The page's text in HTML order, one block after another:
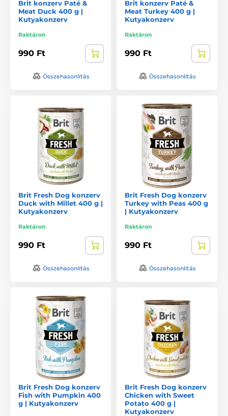
Brit konzerv Paté &
Meat Duck 400 g |
Kutyakonzerv
Raktáron
990 Ft
Összehasonlítás
Brit konzerv Paté &
Meat Turkey 400 g |
Kutyakonzerv
Raktáron
990 Ft
Összehasonlítás
Brit Fresh Dog konzerv
Duck with Millet 400 g |
Kutyakonzerv
Raktáron
990 Ft
Összehasonlítás
Brit Fresh Dog konzerv
Turkey with Peas 400 g
| Kutyakonzerv
Raktáron
990 Ft
Összehasonlítás
Brit Fresh Dog konzerv
Fish with Pumpkin 400
g | Kutyakonzerv
Brit Fresh Dog konzerv
Chicken with Sweet
Potato 400 g |
Kutyakonzerv